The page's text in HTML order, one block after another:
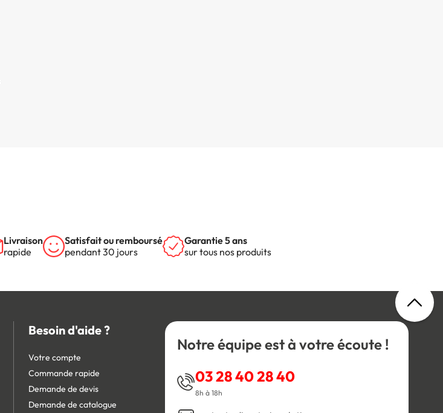
Livraison
rapide
Satisfait ou remboursé
pendant 30 jours
Garantie 5 ans
sur tous nos produits
Besoin d'aide ?
Votre compte
Commande rapide
Demande de devis
Demande de catalogue
Notre équipe est à votre écoute !
03 28 40 28 40
8h à 18h